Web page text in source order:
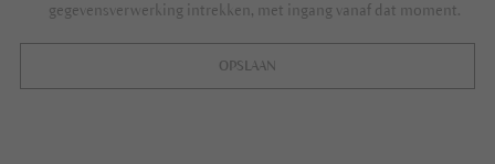
gegevensverwerking intrekken, met ingang vanaf dat moment.
OPSLAAN